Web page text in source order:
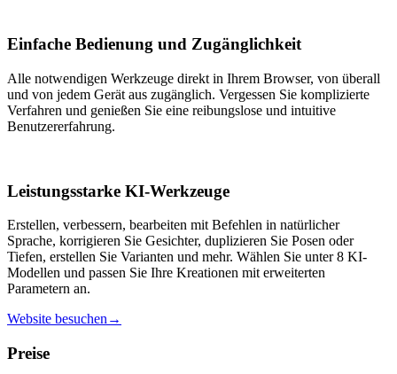
Einfache Bedienung und Zugänglichkeit
Alle notwendigen Werkzeuge direkt in Ihrem Browser, von überall
und von jedem Gerät aus zugänglich. Vergessen Sie komplizierte
Verfahren und genießen Sie eine reibungslose und intuitive
Benutzererfahrung.
Leistungsstarke KI-Werkzeuge
Erstellen, verbessern, bearbeiten mit Befehlen in natürlicher
Sprache, korrigieren Sie Gesichter, duplizieren Sie Posen oder
Tiefen, erstellen Sie Varianten und mehr. Wählen Sie unter 8 KI-
Modellen und passen Sie Ihre Kreationen mit erweiterten
Parametern an.
Website besuchen →
Preise